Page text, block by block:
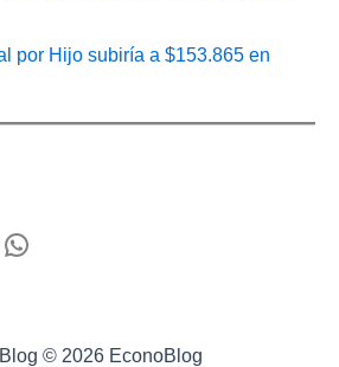
por Hijo subiría a $153.865 en
WhatsApp
© 2026 EconoBlog